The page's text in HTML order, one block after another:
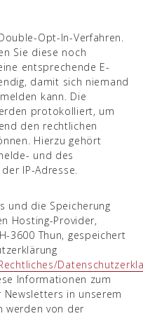
Opt-In-Verfahren.
Sie diese noch
entsprechende E-
damit sich niemand
kann. Die
protokolliert, um
den rechtlichen
Hierzu gehört
und des
IP-Adresse.
und die Speicherung
Hosting-Provider,
3600 Thun, gespeichert
Informationen zum
in unserem
werden von der